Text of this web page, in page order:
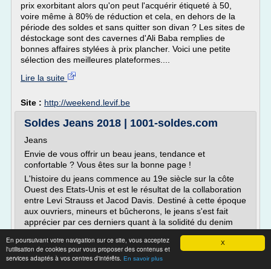
X
En poursuivant votre navigation sur ce site, vous acceptez
l'utilisation de cookies pour vous proposer des contenus et
services adaptés à vos centres d'intérêts. En savoir plus
prix exorbitant alors qu'on peut l'acquérir étiqueté à 50,
voire même à 80% de réduction et cela, en dehors de la
période des soldes et sans quitter son divan ? Les sites de
déstockage sont des cavernes d'Ali Baba remplies de
bonnes affaires stylées à prix plancher. Voici une petite
sélection des meilleures plateformes....
Lire la suite
Site : http://weekend.levif.be
Soldes Jeans 2018 | 1001-soldes.com
Jeans
Envie de vous offrir un beau jeans, tendance et
confortable ? Vous êtes sur la bonne page !
L'histoire du jeans commence au 19e siècle sur la côte
Ouest des Etats-Unis et est le résultat de la collaboration
entre Levi Strauss et Jacod Davis. Destiné à cette époque
aux ouvriers, mineurs et bûcherons, le jeans s'est fait
apprécier par ces derniers quant à la solidité du denim
Lire la suite